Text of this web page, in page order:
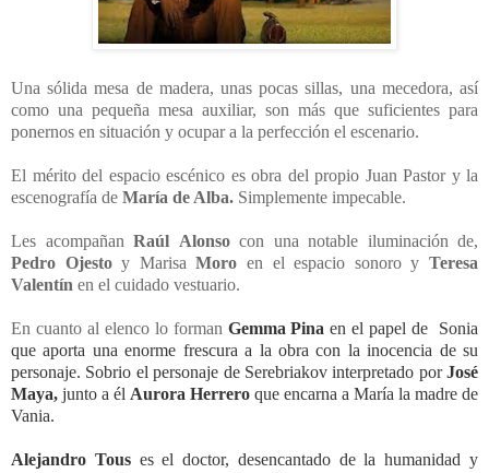
Una sólida mesa de madera, unas pocas sillas, una mecedora, así
como una pequeña mesa auxiliar, son más que suficientes para
ponernos en situación y ocupar a la perfección el escenario.
El mérito del espacio escénico es obra del propio Juan Pastor y la
escenografía de María de Alba. Simplemente impecable.
Les acompañan Raúl Alonso con una notable iluminación de,
Pedro Ojestoy MarisaMoro en el espacio sonoro yTeresa
Valentín en el cuidado vestuario.
En cuanto al elenco lo forman Gemma Pina en el papel de Sonia
que aporta una enorme frescura a la obra con la inocencia de su
personaje. Sobrio el personaje de Serebriakov interpretado porJosé
Maya, junto a él Aurora Herrero que encarna a María la madre de
Vania.
Alejandro Touses el doctor, desencantado de la humanidad y